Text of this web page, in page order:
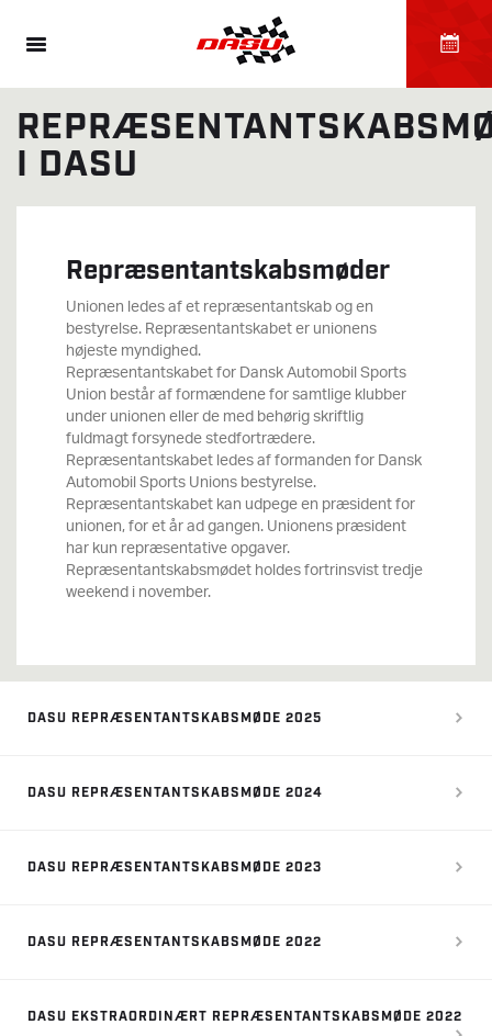
I DASU
Repræsentantskabsmøder
Unionen ledes af et repræsentantskab og en
bestyrelse. Repræsentantskabet er unionens
højeste myndighed.
Repræsentantskabet for Dansk Automobil Sports
Union består af formændene for samtlige klubber
under unionen eller de med behørig skriftlig
fuldmagt forsynede stedfortrædere.
Repræsentantskabet ledes af formanden for Dansk
Automobil Sports Unions bestyrelse.
Repræsentantskabet kan udpege en præsident for
unionen, for et år ad gangen. Unionens præsident
har kun repræsentative opgaver.
Repræsentantskabsmødet holdes fortrinsvist tredje
weekend i november.
DASU REPRÆSENTANTSKABSMØDE 2025
DASU REPRÆSENTANTSKABSMØDE 2024
DASU REPRÆSENTANTSKABSMØDE 2023
DASU REPRÆSENTANTSKABSMØDE 2022
DASU EKSTRAORDINÆRT REPRÆSENTANTSKABSMØDE 2022